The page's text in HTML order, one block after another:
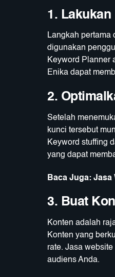
1.
Langkah pertama
digunakan
Keyword Planner
Enika dapat
2.
Setelah
kunci tersebut
Keyword stuffing
yang dapat
Baca Juga: Jasa
3. Buat
Konten adalah
Konten yang
rate. Jasa
audiens Anda.